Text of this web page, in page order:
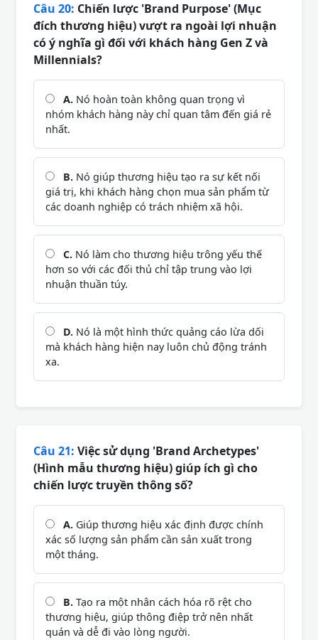
Câu 20: Chiến lược 'Brand Purpose' (Mục
đích thương hiệu) vượt ra ngoài lợi nhuận
có ý nghĩa gì đối với khách hàng Gen Z và
Millennials?
A. Nó hoàn toàn không quan trọng vì
nhóm khách hàng này chỉ quan tâm đến giá rẻ
nhất.
B. Nó giúp thương hiệu tạo ra sự kết nối
giá trị, khi khách hàng chọn mua sản phẩm từ
các doanh nghiệp có trách nhiệm xã hội.
C. Nó làm cho thương hiệu trông yếu thế
hơn so với các đối thủ chỉ tập trung vào lợi
nhuận thuần túy.
D. Nó là một hình thức quảng cáo lừa dối
mà khách hàng hiện nay luôn chủ động tránh
xa.
Câu 21: Việc sử dụng 'Brand Archetypes'
(Hình mẫu thương hiệu) giúp ích gì cho
chiến lược truyền thông số?
A. Giúp thương hiệu xác định được chính
xác số lượng sản phẩm cần sản xuất trong
một tháng.
B. Tạo ra một nhân cách hóa rõ rệt cho
thương hiệu, giúp thông điệp trở nên nhất
quán và dễ đi vào lòng người.